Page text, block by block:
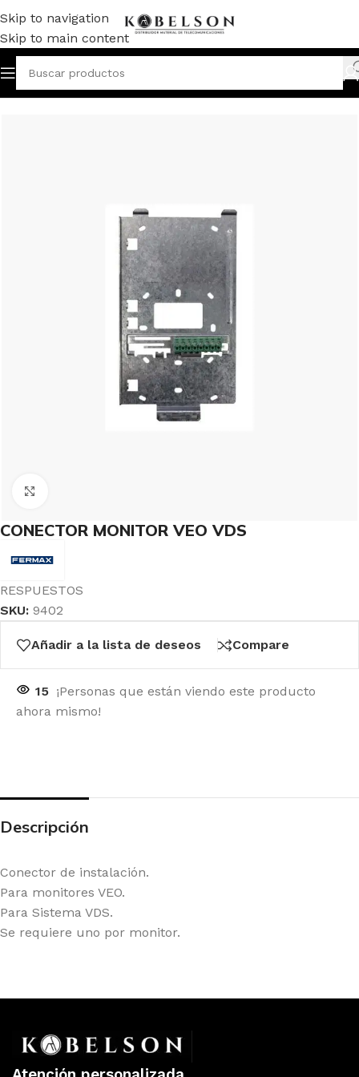
Skip to navigation
Skip to main content
Inicio/VIDEOPORTERO
CONECTOR MONITOR VEO VDS
RESPUESTOS
SKU: 9402
Añadir a la lista de deseos Compare
15 ¡Personas que están viendo este producto
ahora mismo!
Descripción
Conector de instalación.
Para monitores VEO.
Para Sistema VDS.
Se requiere uno por monitor.